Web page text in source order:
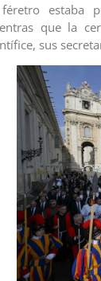
estaba
que la
sus